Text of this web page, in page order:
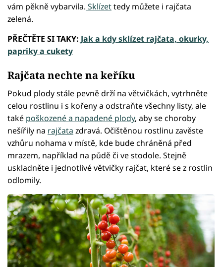
vám pěkně vybarvila. Sklízettedy můžete i rajčata
zelená.
PŘEČTĚTE SI TAKY: Jak a kdy sklízet rajčata, okurky,
papriky a cukety
Rajčata nechte na keříku
Pokud plody stále pevně drží na větvičkách, vytrhněte
celou rostlinu i s kořeny a odstraňte všechny listy, ale
také poškozené a napadené plody, aby se choroby
nešířily na rajčata zdravá. Očištěnou rostlinu zavěste
vzhůru nohama v místě, kde bude chráněná před
mrazem, například na půdě či ve stodole. Stejně
uskladněte i jednotlivé větvičky rajčat, které se z rostlin
odlomily.